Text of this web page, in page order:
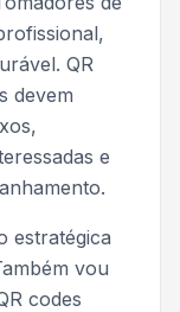
QR
devem
e
estratégica
vou
codes